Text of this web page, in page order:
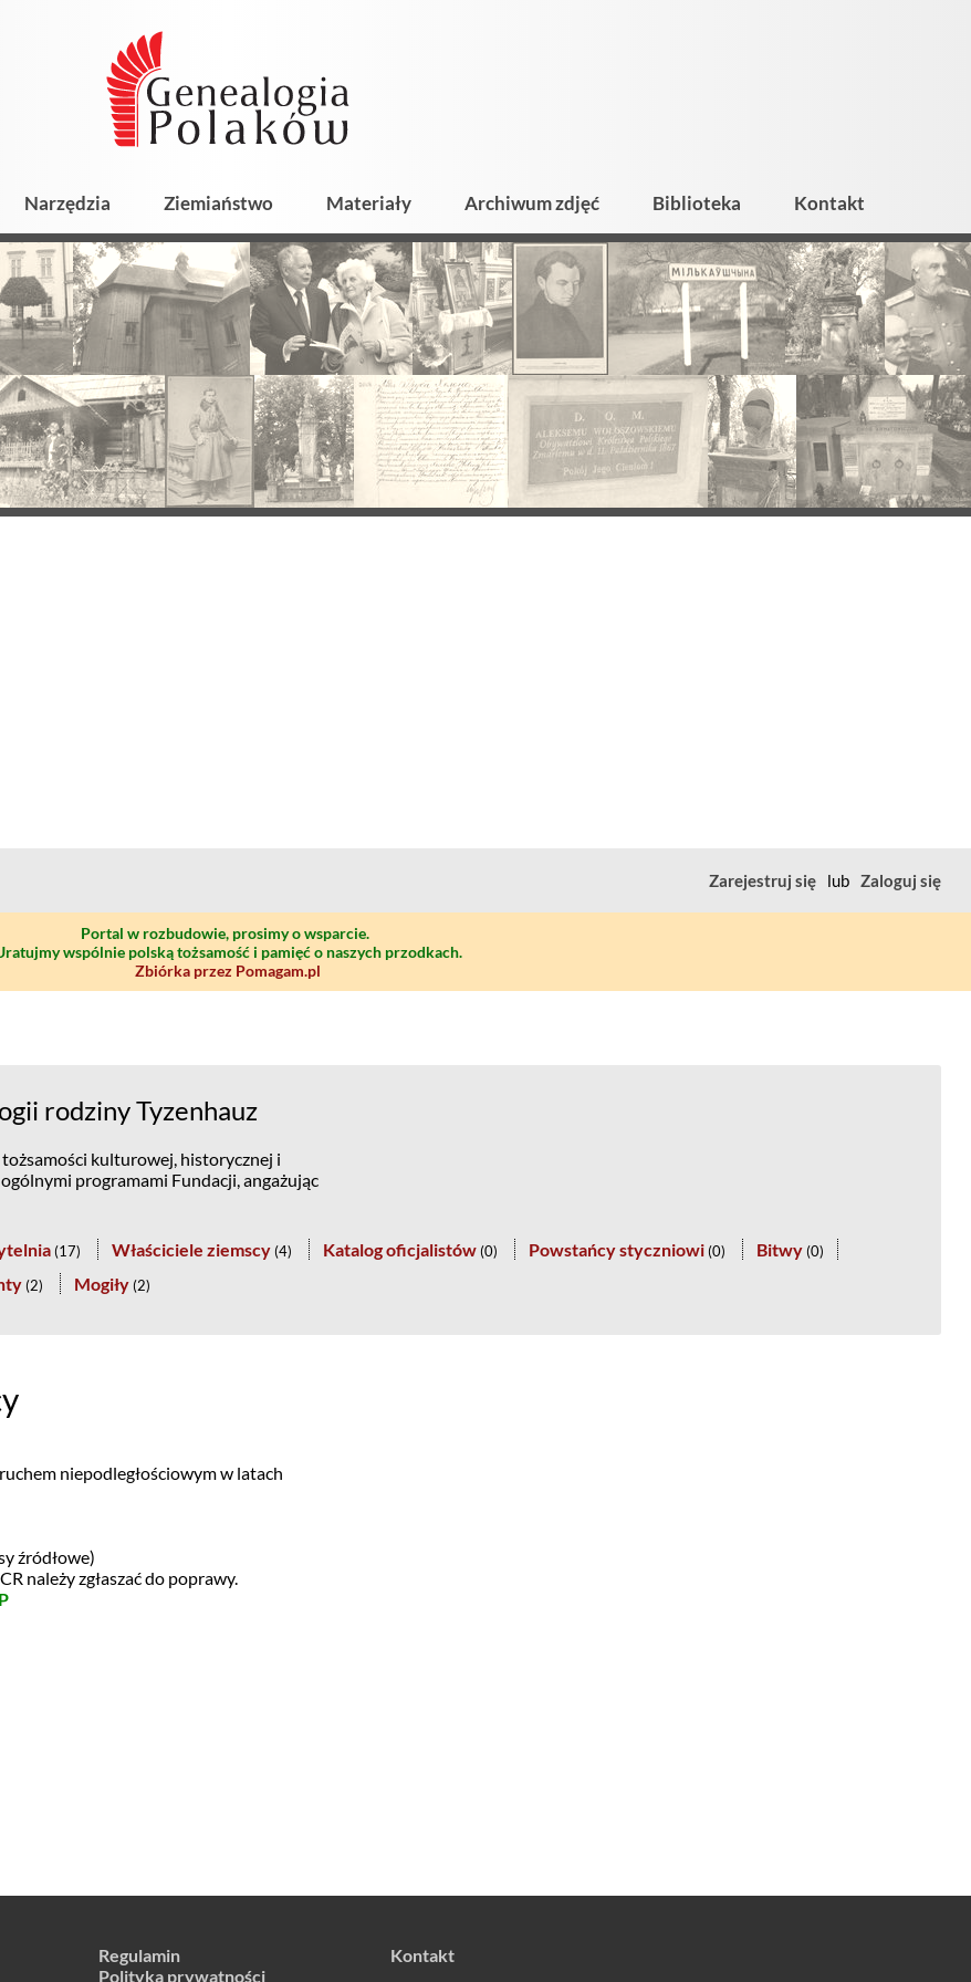
Narzędzia Ziemiaństwo Materiały Archiwum zdjęć Biblioteka Kontakt
Zarejestruj się lub Zaloguj się
Portal w rozbudowie, prosimy o wsparcie.
wspólnie polską tożsamość i pamięć o naszych przodkach.
Zbiórka przez Pomagam.pl
rodziny Tyzenhauz
kulturowej, historycznej i
programami Fundacji, angażując
(17) Właściciele ziemscy (4) Katalog oficjalistów (0) Powstańcy styczniowi (0) Bitwy (0)
(2) Mogiły (2)
niepodległościowym w latach
źródłowe)
należy zgłaszać do poprawy.
Regulamin
Polityka prywatności
Kontakt